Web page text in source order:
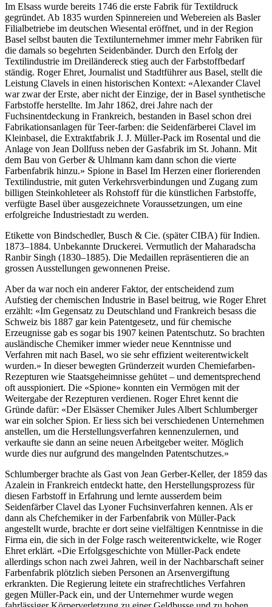
Im Elsass wurde bereits 1746 die erste Fabrik für Textildruck
gegründet. Ab 1835 wurden Spinnereien und Webereien als Basler
Filialbetriebe im deutschen Wiesental eröffnet, und in der Region
Basel selbst bauten die Textilunternehmer immer mehr Fabriken für
die damals so begehrten Seidenbänder. Durch den Erfolg der
Textilindustrie im Dreiländereck stieg auch der Farbstoffbedarf
ständig. Roger Ehret, Journalist und Stadtführer aus Basel, stellt die
Leistung Clavels in einen historischen Kontext: «Alexander Clavel
war zwar der Erste, aber nicht der Einzige, der in Basel synthetische
Farbstoffe herstellte. Im Jahr 1862, drei Jahre nach der
Fuchsinentdeckung in Frankreich, bestanden in Basel schon drei
Fabrikationsanlagen für Teer-farben: die Seidenfärberei Clavel im
Kleinbasel, die Extraktfabrik J. J. Müller-Pack im Rosental und die
Anlage von Jean Dollfuss neben der Gasfabrik im St. Johann. Mit
dem Bau von Gerber & Uhlmann kam dann schon die vierte
Farbenfabrik hinzu.» Spione in Basel Im Herzen einer florierenden
Textilindustrie, mit guten Verkehrsverbindungen und Zugang zum
billigen Steinkohleteer als Rohstoff für die künstlichen Farbstoffe,
verfügte Basel über ausgezeichnete Voraussetzungen, um eine
erfolgreiche Industriestadt zu werden.
Etikette von Bindschedler, Busch & Cie. (später CIBA) für Indien.
1873–1884. Unbekannte Druckerei. Vermutlich der Maharadscha
Ranbir Singh (1830–1885). Die Medaillen repräsentieren die an
grossen Ausstellungen gewonnenen Preise.
Aber da war noch ein anderer Faktor, der entscheidend zum
Aufstieg der chemischen Industrie in Basel beitrug, wie Roger Ehret
erzählt: «Im Gegensatz zu Deutschland und Frankreich besass die
Schweiz bis 1887 gar kein Patentgesetz, und für chemische
Erzeugnisse gab es sogar bis 1907 keinen Patentschutz. So brachten
ausländische Chemiker immer wieder neue Kenntnisse und
Verfahren mit nach Basel, wo sie sehr effizient weiterentwickelt
wurden.» In dieser bewegten Gründerzeit wurden Chemiefarben-
Rezepturen wie Staatsgeheimnisse gehütet – und dementsprechend
oft ausspioniert. Die «Spione» konnten ein Vermögen mit der
Weitergabe der Rezepturen verdienen. Roger Ehret kennt die
Gründe dafür: «Der Elsässer Chemiker Jules Albert Schlumberger
war ein solcher Spion. Er liess sich bei verschiedenen Unternehmen
anstellen, um die Herstellungsverfahren kennenzulernen, und
verkaufte sie dann an seine neuen Arbeitgeber weiter. Möglich
wurde dies nur aufgrund des mangelnden Patentschutzes.»
Schlumberger brachte als Gast von Jean Gerber-Keller, der 1859 das
Azalein in Frankreich entdeckt hatte, den Herstellungsprozess für
diesen Farbstoff in Erfahrung und lernte ausserdem beim
Seidenfärber Clavel das Lyoner Fuchsinverfahren kennen. Als er
dann als Chefchemiker in der Farbenfabrik von Müller-Pack
angestellt wurde, brachte er dort seine vielfältigen Kenntnisse in die
Firma ein, die sich in der Folge rasch weiterentwickelte, wie Roger
Ehret erklärt. «Die Erfolgsgeschichte von Müller-Pack endete
allerdings schon nach zwei Jahren, weil in der Nachbarschaft seiner
Farbenfabrik plötzlich sieben Personen an Arsenvergiftung
erkrankten. Die Regierung leitete ein strafrechtliches Verfahren
gegen Müller-Pack ein, und der Unternehmer wurde wegen